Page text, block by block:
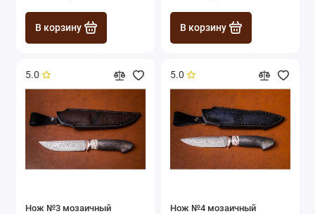
В корзину В корзину
5.0
Нож №3 мозаичный
5.0
Нож №4 мозаичный